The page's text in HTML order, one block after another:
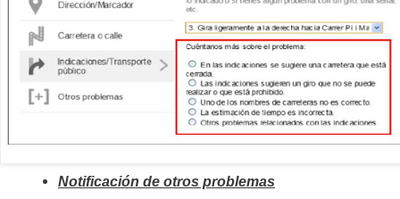
Notificación de otros problemas